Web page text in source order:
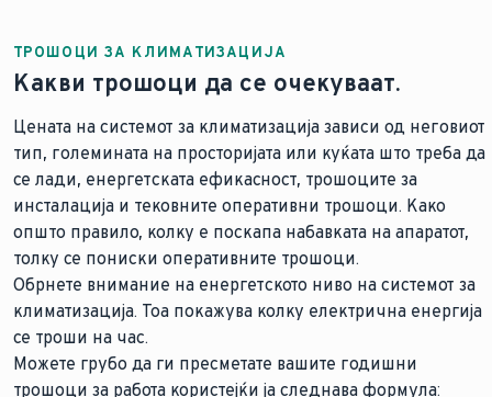
Со клима уредот climaVAIR pro, уживате во
ТРОШОЦИ ЗА КЛИМАТИЗАЦИЈА
Какви трошоци да се очекуваат.
Цената на системот за климатизација зависи од неговиот
тип, големината на просторијата или куќата што треба да
се лади, енергетската ефикасност, трошоците за
инсталација и тековните оперативни трошоци. Како
општо правило, колку е поскапа набавката на апаратот,
толку се пониски оперативните трошоци.
Обрнете внимание на енергетското ниво на системот за
климатизација. Тоа покажува колку електрична енергија
се троши на час.
Можете грубо да ги пресметате вашите годишни
трошоци за работа користејќи ја следнава формула: